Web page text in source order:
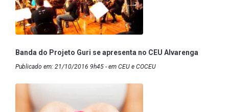
Banda do Projeto Guri se apresenta no CEU Alvarenga
Publicado em: 21/10/2016 9h45 - em CEU e COCEU